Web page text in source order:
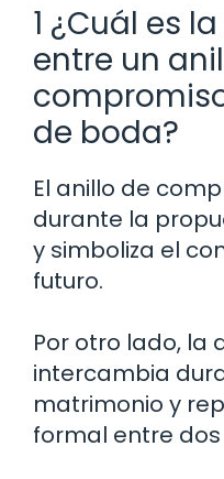
1 ¿Cuál es
entre un
de boda?
El anillo de
durante la
y simboliza el
futuro.
Por otro lado, la
intercambia
matrimonio y
formal entre